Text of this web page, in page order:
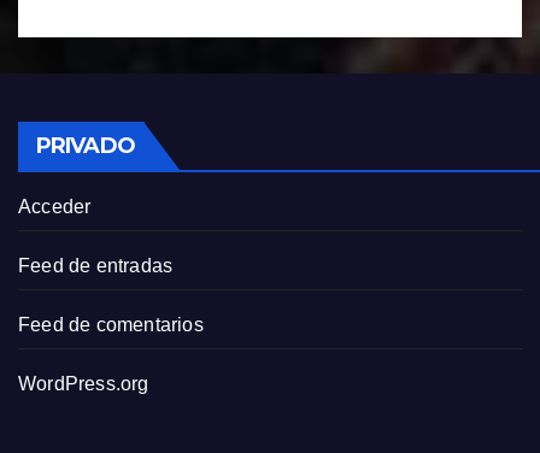
PRIVADO
Acceder
Feed de entradas
Feed de comentarios
WordPress.org